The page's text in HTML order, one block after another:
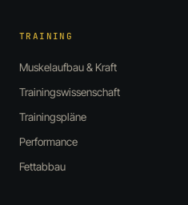
TRAINING
Muskelaufbau & Kraft
Trainingswissenschaft
Trainingspläne
Performance
Fettabbau